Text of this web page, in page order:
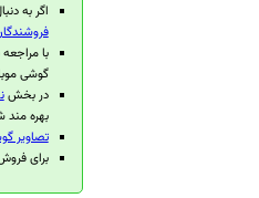
اگر به
با
گوشی
در بخش
بهره مند
تصاویر
برای فروش